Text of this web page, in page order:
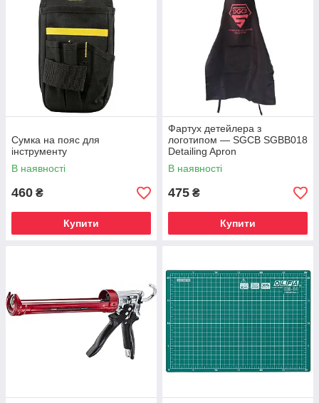
Сумка на пояс для
інструменту
В наявності
460 ₴
Купити
Фартух детейлера з
логотипом — SGCB SGBB018
Detailing Apron
В наявності
475 ₴
Купити